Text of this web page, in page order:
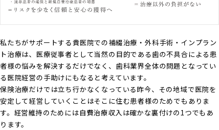
私たちがサポートする貴医院での補綴治療・外科手術・インプラン
ト治療は、医療従事者として当然の目的である歯の不具合による患
者様の悩みを解決するだけでなく、歯科業界全体の問題となってい
る医院経営の手助けにもなると考えています。
保険治療だけでは立ち行かなくなっている昨今、その地域で医院を
安定して経営していくことはそこに住む患者様のためでもありま
す。経営維持のためには自費治療収入は確かな裏付けの1つでもあ
ります。